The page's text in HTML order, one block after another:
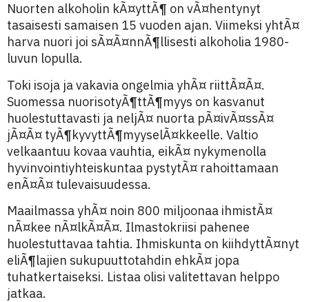
Nuorten alkoholin kÃ¤yttÃ¶ on vÃ¤hentynyt
tasaisesti samaisen 15 vuoden ajan. Viimeksi yhtÃ¤
harva nuori joi sÃ¤Ã¤nnÃ¶llisesti alkoholia 1980-
luvun lopulla.
Toki isoja ja vakavia ongelmia yhÃ¤ riittÃ¤Ã¤.
Suomessa nuorisotyÃ¶ttÃ¶myys on kasvanut
huolestuttavasti ja neljÃ¤ nuorta pÃ¤ivÃ¤ssÃ¤
jÃ¤Ã¤ tyÃ¶kyvyttÃ¶myyselÃ¤kkeelle. Valtio
velkaantuu kovaa vauhtia, eikÃ¤ nykymenolla
hyvinvointiyhteiskuntaa pystytÃ¤ rahoittamaan
enÃ¤Ã¤ tulevaisuudessa.
Maailmassa yhÃ¤ noin 800 miljoonaa ihmistÃ¤
nÃ¤kee nÃ¤lkÃ¤Ã¤. Ilmastokriisi pahenee
huolestuttavaa tahtia. Ihmiskunta on kiihdyttÃ¤nyt
eliÃ¶lajien sukupuuttotahdin ehkÃ¤ jopa
tuhatkertaiseksi. Listaa olisi valitettavan helppo
jatkaa.